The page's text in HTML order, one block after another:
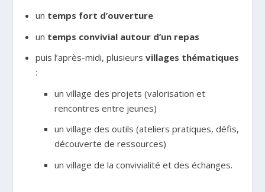
un temps fort d’ouverture
un temps convivial autour d’un repas
puis l’après-midi, plusieurs villages thématiques
:
un village des projets (valorisation et
rencontres entre jeunes)
un village des outils (ateliers pratiques, défis,
découverte de ressources)
un village de la convivialité et des échanges.